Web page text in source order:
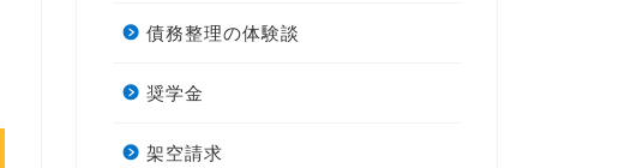
債務整理の体験談
奨学金
架空請求